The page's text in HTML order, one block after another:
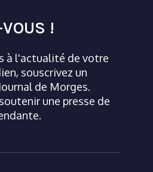
!
à l'actualité de votre
souscrivez un
de Morges.
une presse de